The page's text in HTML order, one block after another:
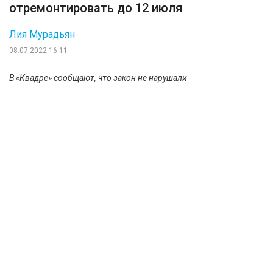
отремонтировать до 12 июля
08.07.2022 16:11
Лия Мурадьян
В «Квадре» сообщают, что закон не нарушали